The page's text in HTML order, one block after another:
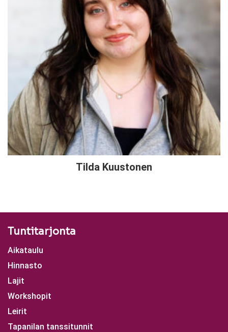
Tilda Kuustonen
Tuntitarjonta
Aikataulu
Hinnasto
Lajit
Workshopit
Leirit
Tapanilan tanssitunnit